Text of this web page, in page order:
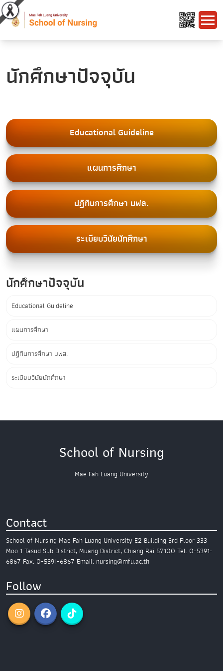
นักศึกษาปัจจุบัน
Educational Guideline
แผนการศึกษา
ปฏิทินการศึกษา มฟล.
ระเบียบวินัยนักศึกษา
นักศึกษาปัจจุบัน
Educational Guideline
แผนการศึกษา
ปฏิทินการศึกษา มฟล.
ระเบียบวินัยนักศึกษา
School of Nursing
Mae Fah Luang University
Contact
School of Nursing Mae Fah Luang University E2 Building 3rd Floor 333
Moo 1 Tasud Sub District, Muang District, Chiang Rai 57100 Tel. 0-5391-
6867 Fax. 0-5391-6867 Email: nursing@mfu.ac.th
Follow